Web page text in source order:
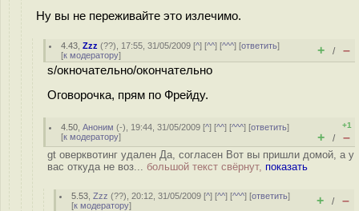
Ну вы не переживайте это излечимо.
4.43 ,Zzz (??), 17:55, 31/05/2009 [^] [^^] [^^^] [ответить]
[к модератору] + / –
s/окночательно/окончательно
Оговорочка, прям по Фрейду.
4.50 ,Аноним (-), 19:44, 31/05/2009 [^] [^^] [^^^] [ответить]
[к модератору]
+1
+ / –
gt оверквотинг удален Да, согласен Вот вы пришли домой, а у
вас откуда не воз... большой текст свёрнут, показать
5.53 ,Zzz (??), 20:12, 31/05/2009 [^] [^^] [^^^] [ответить]
[к модератору] + / –